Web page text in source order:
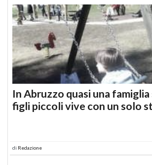
In Abruzzo quasi una famiglia
figli piccoli vive con un solo
di Redazione